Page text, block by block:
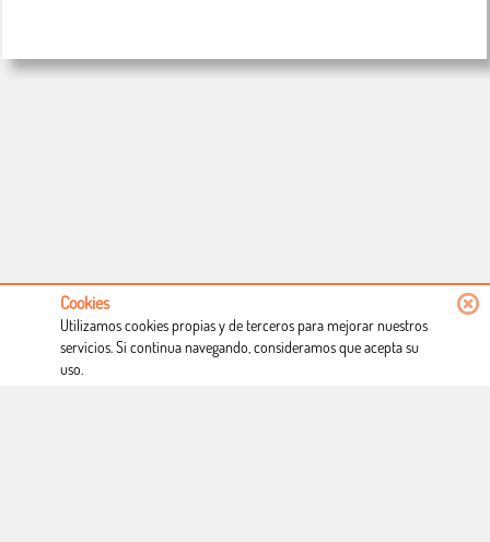
Condiciones de uso
Cookies
Utilizamos cookies propias y de terceros para mejorar nuestros
servicios. Si continua navegando, consideramos que acepta su
uso.